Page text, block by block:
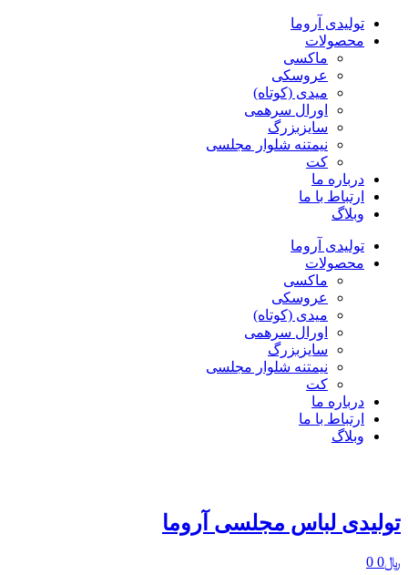
پرش
تولیدی آروما
محصولات
ماکسی
عروسکی
میدی (کوتاه)
اورال سرهمی
سایزبزرگ
نیمتنه شلوار مجلسی
کت
درباره ما
ارتباط با ما
وبلاگ
تولیدی آروما
محصولات
ماکسی
عروسکی
میدی (کوتاه)
اورال سرهمی
سایزبزرگ
نیمتنه شلوار مجلسی
کت
درباره ما
ارتباط با ما
وبلاگ
تولیدی لباس مجلسی آروما
﷼0
0